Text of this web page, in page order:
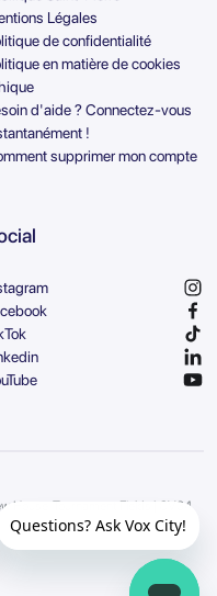
Légales
de confidentialité
en matière de cookies
d'aide ? Connectez-vous
!
supprimer mon compte
House, Tournament Fields | CV34